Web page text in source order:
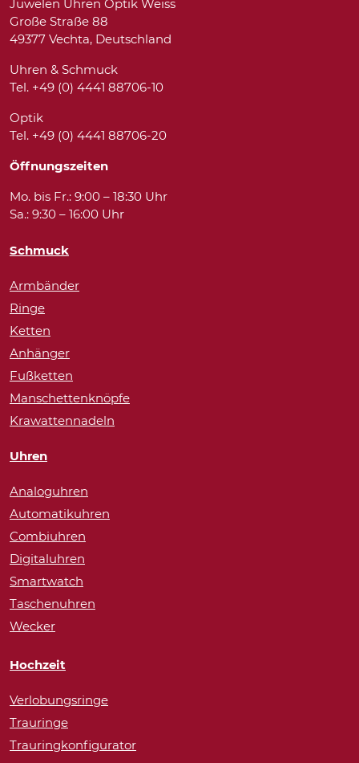
Juwelen Uhren Optik Weiss
Große Straße 88
49377 Vechta, Deutschland
Uhren & Schmuck
Tel. +49 (0) 4441 88706-10
Optik
Tel. +49 (0) 4441 88706-20
Öffnungszeiten
Mo. bis Fr.: 9:00 – 18:30 Uhr
Sa.: 9:30 – 16:00 Uhr
Schmuck
Armbänder
Ringe
Ketten
Anhänger
Fußketten
Manschettenknöpfe
Krawattennadeln
Uhren
Analoguhren
Automatikuhren
Combiuhren
Digitaluhren
Smartwatch
Taschenuhren
Wecker
Hochzeit
Verlobungsringe
Trauringe
Trauringkonfigurator